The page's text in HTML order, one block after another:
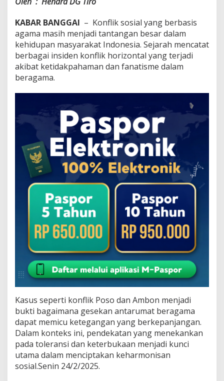
KABAR BANGGAI – Konflik sosial yang berbasis
agama masih menjadi tantangan besar dalam
kehidupan masyarakat Indonesia. Sejarah mencatat
berbagai insiden konflik horizontal yang terjadi
akibat ketidakpahaman dan fanatisme dalam
beragama.
Kasus seperti konflik Poso dan Ambon menjadi
bukti bagaimana gesekan antarumat beragama
dapat memicu ketegangan yang berkepanjangan.
Dalam konteks ini, pendekatan yang menekankan
pada toleransi dan keterbukaan menjadi kunci
utama dalam menciptakan keharmonisan
sosial.Senin 24/2/2025.